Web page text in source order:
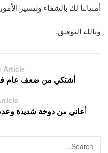
أمنياتنا لك بالشفاء وتيسير
وبالله التوفيق.
Article
أشتكي من ضعف عام في
أعاني من دوخة شديدة